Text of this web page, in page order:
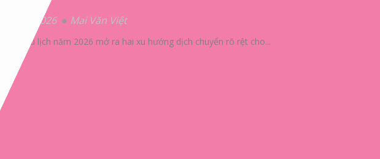
20/07/2026 Mai Văn Việt
Mùa du lịch năm 2026 mở ra hai xu hướng dịch chuyển rõ rệt cho...